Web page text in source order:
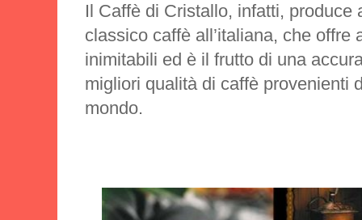
Il Caffè di Cristallo, infatti, produce
classico caffè all’italiana, che offre
inimitabili ed è il frutto di una
migliori qualità di caffè provenienti
mondo.